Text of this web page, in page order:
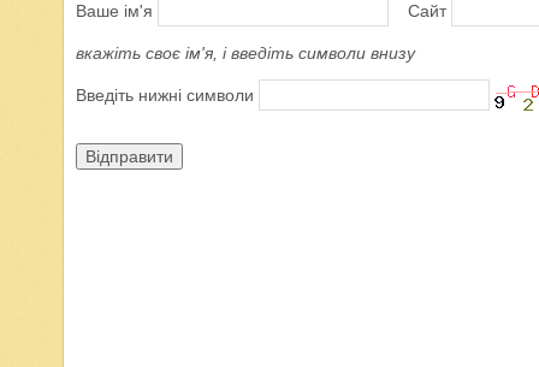
Ваше ім'я Сайт
вкажіть своє ім'я, і введіть символи внизу
Введіть нижні символи
Відправити